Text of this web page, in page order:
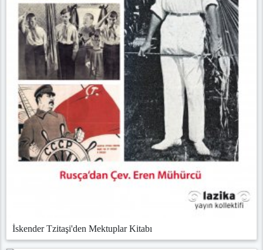
İskender Tzitaşi'den Mektuplar Kitabı